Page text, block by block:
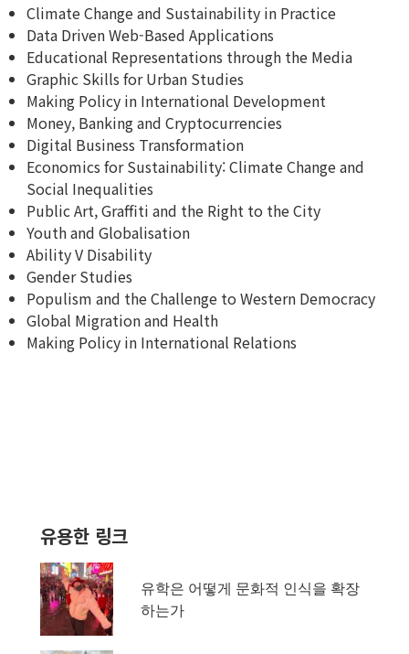
Climate Change and Sustainability in Practice
Data Driven Web-Based Applications
Educational Representations through the Media
Graphic Skills for Urban Studies
Making Policy in International Development
Money, Banking and Cryptocurrencies
Digital Business Transformation
Economics for Sustainability: Climate Change and
Social Inequalities
Public Art, Graffiti and the Right to the City
Youth and Globalisation
Ability V Disability
Gender Studies
Populism and the Challenge to Western Democracy
Global Migration and Health
Making Policy in International Relations
유용한 링크
유학은 어떻게 문화적 인식을 확장
하는가